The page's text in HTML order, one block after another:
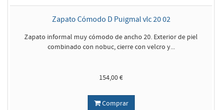
Zapato Cómodo D Puigmal vlc 20 02
Zapato informal muy cómodo de ancho 20. Exterior de piel
combinado con nobuc, cierre con velcro y...
154,00 €
Comprar